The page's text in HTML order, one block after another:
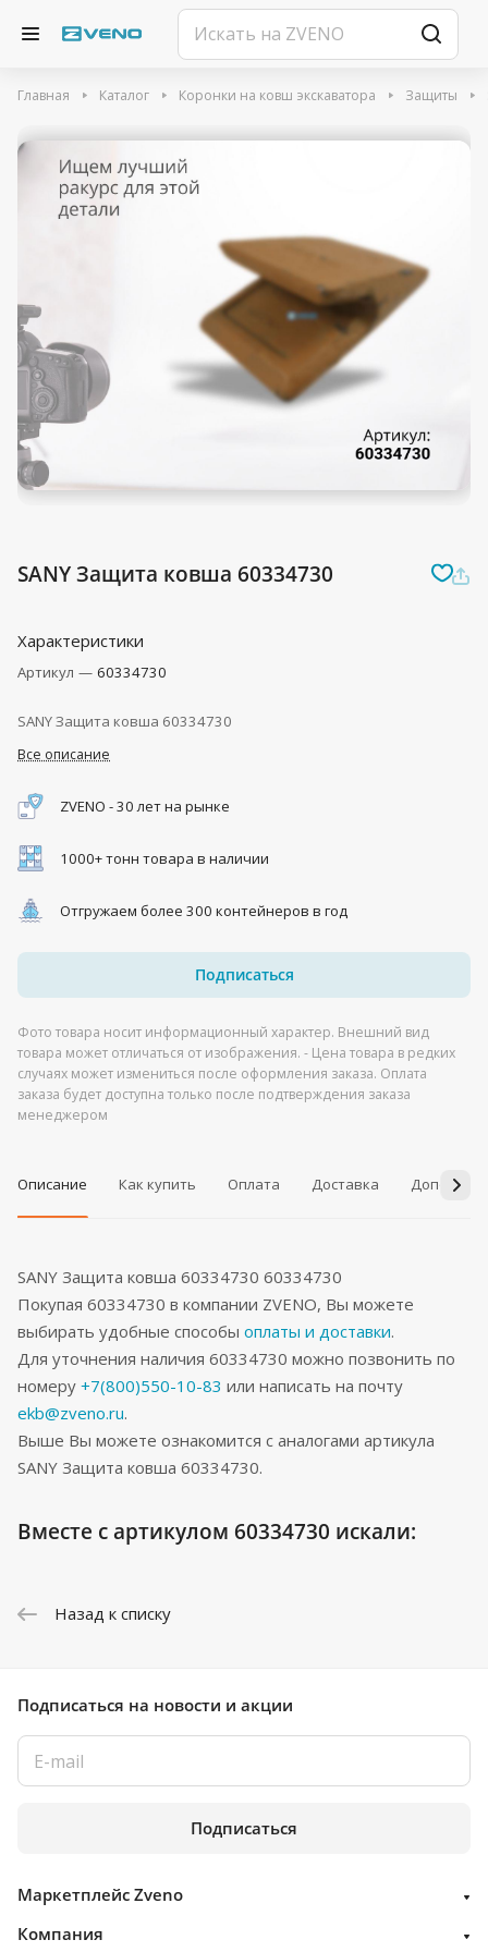
Главная Каталог Коронки на ковш экскаватора Защиты
SANY Защита ковша 60334730
Характеристики
Артикул — 60334730
SANY Защита ковша 60334730
Все описание
ZVENO - 30 лет на рынке
1000+ тонн товара в наличии
Отгружаем более 300 контейнеров в год
Подписаться
Фото товара носит информационный характер. Внешний вид
товара может отличаться от изображения. - Цена товара в редких
случаях может измениться после оформления заказа. Оплата
заказа будет доступна только после подтверждения заказа
менеджером
Описание Как купить Оплата Доставка
SANY Защита ковша 60334730 60334730
Покупая 60334730 в компании ZVENO, Вы можете
выбирать удобные способы оплаты и доставки.
Для уточнения наличия 60334730 можно позвонить по
номеру +7(800)550-10-83 или написать на почту
ekb@zveno.ru.
Выше Вы можете ознакомится с аналогами артикула
SANY Защита ковша 60334730.
Вместе с артикулом 60334730 искали:
Назад к списку
Подписаться на новости и акции
Подписаться
Маркетплейс Zveno
Компания